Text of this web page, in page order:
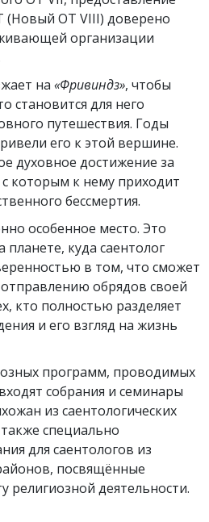
(Новый ОТ VIII) доверено
организации
на «Фривиндз», чтобы
становится для него
путешествия. Годы
его к этой вершине.
духовное достижение за
которым к нему приходит
бессмертия.
особенное место. Это
куда саентолог
в том, что сможет
обрядов своей
кто полностью разделяет
и его взгляд на жизнь
программ, проводимых
собрания и семинары
из саентологических
специально
для саентологов из
посвящённые
религиозной деятельности.